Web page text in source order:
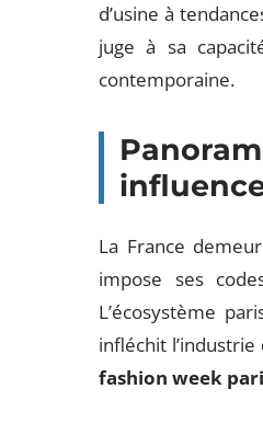
d’usine à
juge à sa
contemporaine.
La France
impose ses
L’écosystème
infléchit
fashion week